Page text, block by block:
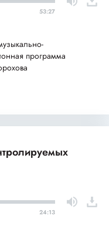
53:27
программа
24:13